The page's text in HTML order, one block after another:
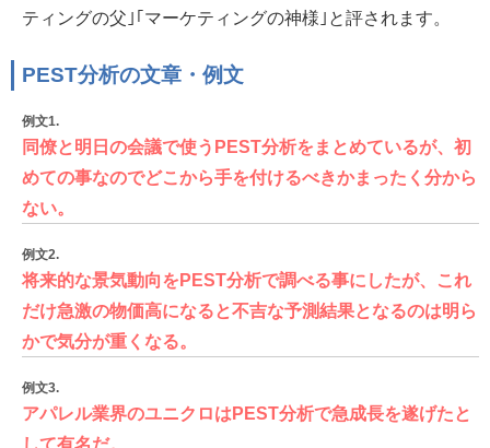
ティングの父｣｢マーケティングの神様｣と評されます。
PEST分析の文章・例文
例文1.
同僚と明日の会議で使うPEST分析をまとめているが、初
めての事なのでどこから手を付けるべきかまったく分から
ない。
例文2.
将来的な景気動向をPEST分析で調べる事にしたが、これ
だけ急激の物価高になると不吉な予測結果となるのは明ら
かで気分が重くなる。
例文3.
アパレル業界のユニクロはPEST分析で急成長を遂げたと
して有名だ。